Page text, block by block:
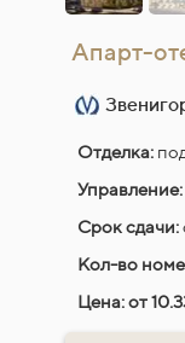
Апарт-
Отделка:
Управление:
Срок сдачи:
Кол-во
Цена:от 10